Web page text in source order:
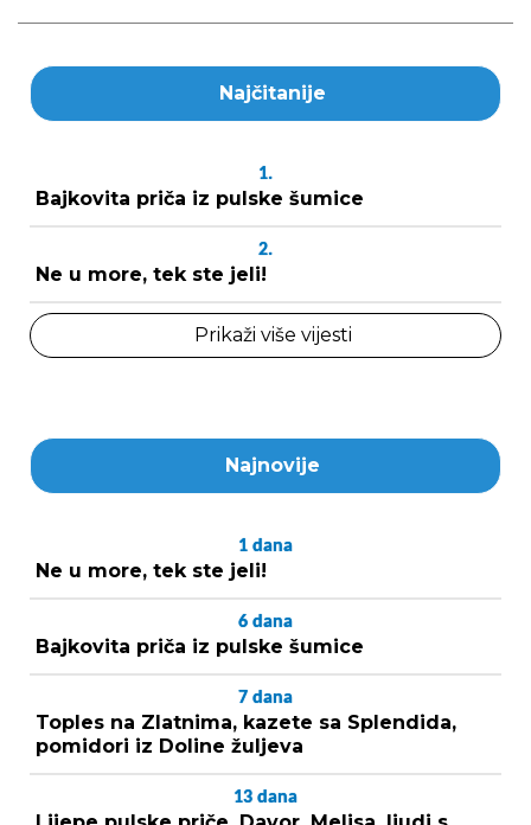
Najčitanije
1.
Bajkovita priča iz pulske šumice
2.
Ne u more, tek ste jeli!
Prikaži više vijesti
Najnovije
1 dana
Ne u more, tek ste jeli!
6 dana
Bajkovita priča iz pulske šumice
7 dana
Toples na Zlatnima, kazete sa Splendida,
pomidori iz Doline žuljeva
13 dana